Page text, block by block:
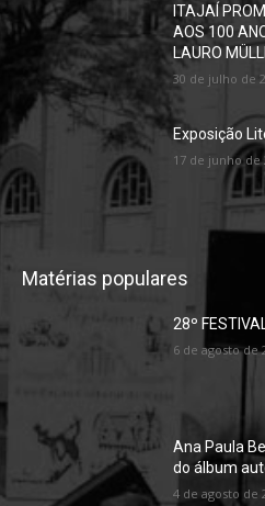
ITAJAÍ
AOS 100
LAURO
30 de julho de
Exposição
17 de junho de
Matérias populares
28º
6 de agosto de
Ana Paula
do álbum
4 de agosto de